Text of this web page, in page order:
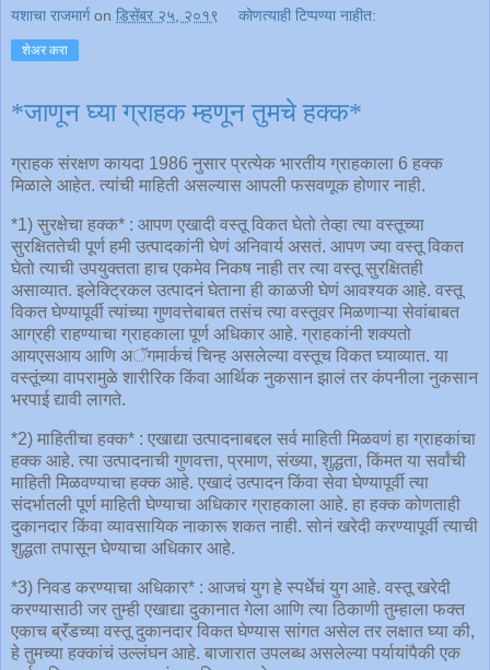
यशाचा राजमार्ग on डिसेंबर २५, २०१९ कोणत्याही टिप्पण्‍या नाहीत:
शेअर करा
*जाणून घ्या ग्राहक म्हणून तुमचे हक्क*
ग्राहक संरक्षण कायदा 1986 नुसार प्रत्येक भारतीय ग्राहकाला 6 हक्क
मिळाले आहेत. त्यांची माहिती असल्यास आपली फसवणूक होणार नाही.
*1) सुरक्षेचा हक्क* : आपण एखादी वस्तू विकत घेतो तेव्हा त्या वस्तूच्या
सुरक्षिततेची पूर्ण हमी उत्पादकांनी घेणं अनिवार्य असतं. आपण ज्या वस्तू विकत
घेतो त्याची उपयुक्तता हाच एकमेव निकष नाही तर त्या वस्तू सुरक्षितही
असाव्यात. इलेक्ट्रिकल उत्पादनं घेताना ही काळजी घेणं आवश्यक आहे. वस्तू
विकत घेण्यापूर्वी त्यांच्या गुणवत्तेबाबत तसंच त्या वस्तूवर मिळणाऱ्या सेवांबाबत
आग्रही राहण्याचा ग्राहकाला पूर्ण अधिकार आहे. ग्राहकांनी शक्यतो
आयएसआय आणि अॅगमार्कचं चिन्ह असलेल्या वस्तूच विकत घ्याव्यात. या
वस्तूंच्या वापरामुळे शारीरिक किंवा आर्थिक नुकसान झालं तर कंपनीला नुकसान
भरपाई द्यावी लागते.
*2) माहितीचा हक्क* : एखाद्या उत्पादनाबद्दल सर्व माहिती मिळवणं हा ग्राहकांचा
हक्क आहे. त्या उत्पादनाची गुणवत्ता, प्रमाण, संख्या, शुद्धता, किंमत या सर्वांची
माहिती मिळवण्याचा हक्क आहे. एखादं उत्पादन किंवा सेवा घेण्यापूर्वी त्या
संदर्भातली पूर्ण माहिती घेण्याचा अधिकार ग्राहकाला आहे. हा हक्क कोणताही
दुकानदार किंवा व्यावसायिक नाकारू शकत नाही. सोनं खरेदी करण्यापूर्वी त्याची
शुद्धता तपासून घेण्याचा अधिकार आहे.
*3) निवड करण्याचा अधिकार* : आजचं युग हे स्पर्धेचं युग आहे. वस्तू खरेदी
करण्यासाठी जर तुम्ही एखाद्या दुकानात गेला आणि त्या ठिकाणी तुम्हाला फक्त
एकाच ब्रॅंडच्या वस्तू दुकानदार विकत घेण्यास सांगत असेल तर लक्षात घ्या की,
हे तुमच्या हक्कांचं उल्लंघन आहे. बाजारात उपलब्ध असलेल्या पर्यायांपैकी एक